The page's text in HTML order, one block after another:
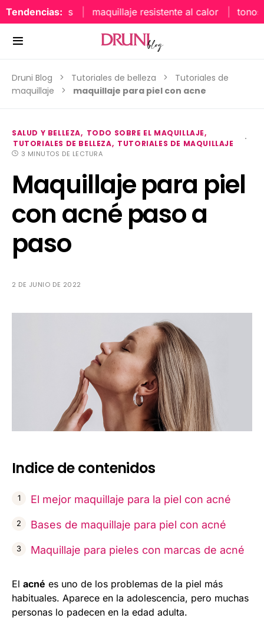
Tendencias: maquillaje resistente al calor tonos
Druni Blog Tutoriales de belleza
Tutoriales de
maquillaje
maquillaje para piel con acne
SALUD Y BELLEZA
TODO SOBRE EL MAQUILLAJE
TUTORIALES DE BELLEZA
TUTORIALES DE MAQUILLAJE
3 MINUTOS DE LECTURA
Maquillaje para piel
con acné paso a
paso
2 DE JUNIO DE 2022
Indice de contenidos
El mejor maquillaje para la piel con acné
Bases de maquillaje para piel con acné
Maquillaje para pieles con marcas de acné
El acné es uno de los problemas de la piel más
habituales. Aparece en la adolescencia, pero muchas
personas lo padecen en la edad adulta.